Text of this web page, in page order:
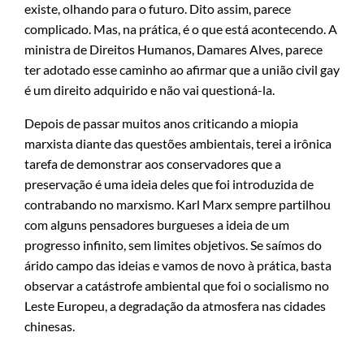
existe, olhando para o futuro. Dito assim, parece
complicado. Mas, na prática, é o que está acontecendo. A
ministra de Direitos Humanos, Damares Alves, parece
ter adotado esse caminho ao afirmar que a união civil gay
é um direito adquirido e não vai questioná-la.
Depois de passar muitos anos criticando a miopia
marxista diante das questões ambientais, terei a irônica
tarefa de demonstrar aos conservadores que a
preservação é uma ideia deles que foi introduzida de
contrabando no marxismo. Karl Marx sempre partilhou
com alguns pensadores burgueses a ideia de um
progresso infinito, sem limites objetivos. Se saímos do
árido campo das ideias e vamos de novo à prática, basta
observar a catástrofe ambiental que foi o socialismo no
Leste Europeu, a degradação da atmosfera nas cidades
chinesas.